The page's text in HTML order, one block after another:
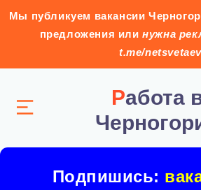
Мы публикуем вакансии
предложения илинужна
t.me/netsvetaev
Работа в
Подпишись: